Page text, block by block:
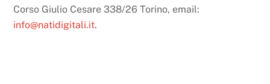
Corso Giulio Cesare 338/26 Torino, email:
info@natidigitali.it.